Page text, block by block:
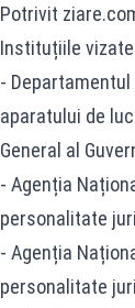
Potrivit
Instituțiile
-
aparatului de
General al
- Agenția
personalitate
- Agenția
personalitate